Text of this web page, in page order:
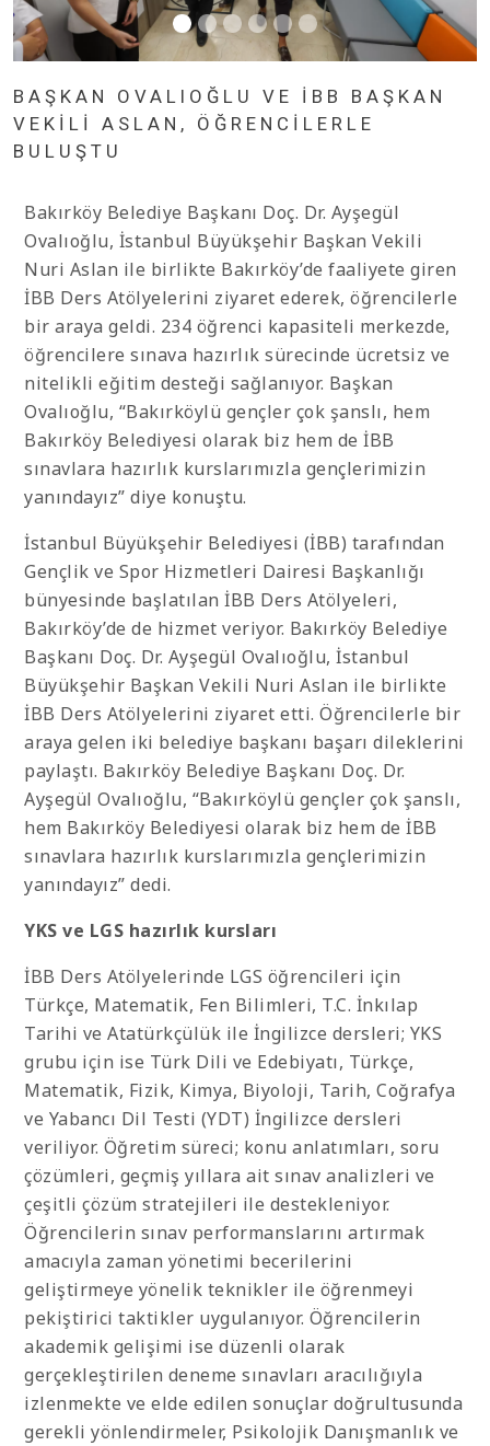
BAŞKAN OVALIOĞLU VE İBB BAŞKAN
VEKİLİ ASLAN, ÖĞRENCİLERLE
BULUŞTU
Bakırköy Belediye Başkanı Doç. Dr. Ayşegül
Ovalıoğlu, İstanbul Büyükşehir Başkan Vekili
Nuri Aslan ile birlikte Bakırköy’de faaliyete giren
İBB Ders Atölyelerini ziyaret ederek, öğrencilerle
bir araya geldi. 234 öğrenci kapasiteli merkezde,
öğrencilere sınava hazırlık sürecinde ücretsiz ve
nitelikli eğitim desteği sağlanıyor. Başkan
Ovalıoğlu, “Bakırköylü gençler çok şanslı, hem
Bakırköy Belediyesi olarak biz hem de İBB
sınavlara hazırlık kurslarımızla gençlerimizin
yanındayız” diye konuştu.
İstanbul Büyükşehir Belediyesi (İBB) tarafından
Gençlik ve Spor Hizmetleri Dairesi Başkanlığı
bünyesinde başlatılan İBB Ders Atölyeleri,
Bakırköy’de de hizmet veriyor. Bakırköy Belediye
Başkanı Doç. Dr. Ayşegül Ovalıoğlu, İstanbul
Büyükşehir Başkan Vekili Nuri Aslan ile birlikte
İBB Ders Atölyelerini ziyaret etti. Öğrencilerle bir
araya gelen iki belediye başkanı başarı dileklerini
paylaştı. Bakırköy Belediye Başkanı Doç. Dr.
Ayşegül Ovalıoğlu, “Bakırköylü gençler çok şanslı,
hem Bakırköy Belediyesi olarak biz hem de İBB
sınavlara hazırlık kurslarımızla gençlerimizin
yanındayız” dedi.
YKS ve LGS hazırlık kursları
İBB Ders Atölyelerinde LGS öğrencileri için
Türkçe, Matematik, Fen Bilimleri, T.C. İnkılap
Tarihi ve Atatürkçülük ile İngilizce dersleri; YKS
grubu için ise Türk Dili ve Edebiyatı, Türkçe,
Matematik, Fizik, Kimya, Biyoloji, Tarih, Coğrafya
ve Yabancı Dil Testi (YDT) İngilizce dersleri
veriliyor. Öğretim süreci; konu anlatımları, soru
çözümleri, geçmiş yıllara ait sınav analizleri ve
çeşitli çözüm stratejileri ile destekleniyor.
Öğrencilerin sınav performanslarını artırmak
amacıyla zaman yönetimi becerilerini
geliştirmeye yönelik teknikler ile öğrenmeyi
pekiştirici taktikler uygulanıyor. Öğrencilerin
akademik gelişimi ise düzenli olarak
gerçekleştirilen deneme sınavları aracılığıyla
izlenmekte ve elde edilen sonuçlar doğrultusunda
gerekli yönlendirmeler, Psikolojik Danışmanlık ve